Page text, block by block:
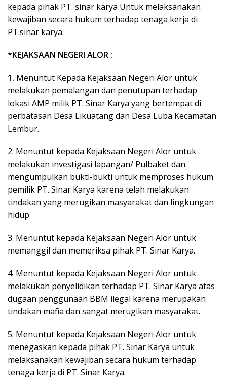
kepada pihak PT. sinar karya Untuk melaksanakan
kewajiban secara hukum terhadap tenaga kerja di
PT.sinar karya.
*KEJAKSAAN NEGERI ALOR :
1. Menuntut Kepada Kejaksaan Negeri Alor untuk
melakukan pemalangan dan penutupan terhadap
lokasi AMP milik PT. Sinar Karya yang bertempat di
perbatasan Desa Likuatang dan Desa Luba Kecamatan
Lembur.
2. Menuntut kepada Kejaksaan Negeri Alor untuk
melakukan investigasi lapangan/ Pulbaket dan
mengumpulkan bukti-bukti untuk memproses hukum
pemilik PT. Sinar Karya karena telah melakukan
tindakan yang merugikan masyarakat dan lingkungan
hidup.
3. Menuntut kepada Kejaksaan Negeri Alor untuk
memanggil dan memeriksa pihak PT. Sinar Karya.
4. Menuntut kepada Kejaksaan Negeri Alor untuk
melakukan penyelidikan terhadap PT. Sinar Karya atas
dugaan penggunaan BBM ilegal karena merupakan
tindakan mafia dan sangat merugikan masyarakat.
5. Menuntut kepada Kejaksaan Negeri Alor untuk
menegaskan kepada pihak PT. Sinar Karya untuk
melaksanakan kewajiban secara hukum terhadap
tenaga kerja di PT. Sinar Karya.